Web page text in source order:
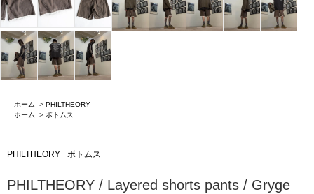
ホーム > PHILTHEORY
ホーム
> ボトムス
PHILTHEORY ボトムス
PHILTHEORY / Layered shorts pants / Gryge